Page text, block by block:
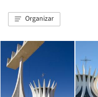
Organizar